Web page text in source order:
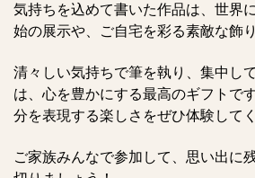
気持ちを込めて書いた作品は、 世界
始の展示や、ご自宅を彩る素敵な飾
清々しい気持ちで筆を執り、集中し
は、 心を豊かにする最高のギフト で
分を表現する楽しさをぜひ体験して
ご家族みんなで参加して、 思い出に